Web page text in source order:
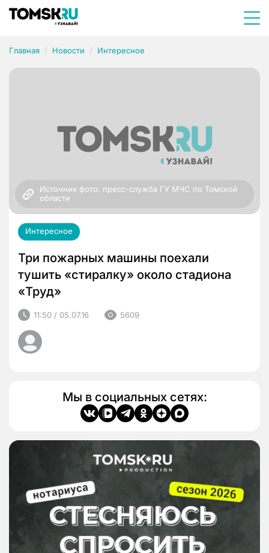
Главная Новости Интересное
Источник фото: пресс-служба ГУ МЧС по Томской
области
Интересное
Три пожарных машины поехали
тушить «стиралку» около стадиона
«Труд»
11:50 / 05.07.16 5609
Мы в социальных сетях: